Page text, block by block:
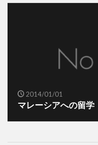
2014/01/01
マレーシアへの留学